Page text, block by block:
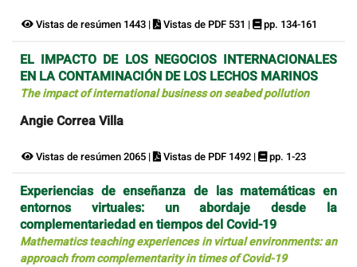
Vistas de resúmen 1443 | Vistas de PDF 531 | pp. 134-161
EL IMPACTO DE LOS NEGOCIOS INTERNACIONALES
EN LA CONTAMINACIÓN DE LOS LECHOS MARINOS
The impact of international business on seabed pollution
Angie Correa Villa
Vistas de resúmen 2065 | Vistas de PDF 1492 | pp. 1-23
Experiencias de enseñanza de las matemáticas en
entornos virtuales: un abordaje desde la
complementariedad en tiempos del Covid-19
Mathematics teaching experiences in virtual environments: an
approach from complementarity in times of Covid-19